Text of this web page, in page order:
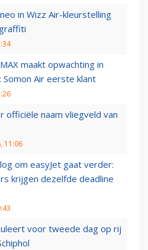
in Wizz Air-kleurstelling
maakt opwachting in
Somon Air eerste klant
officiële naam vliegveld van
11:06
om easyJet gaat verder:
krijgen dezelfde deadline
voor tweede dag op rij